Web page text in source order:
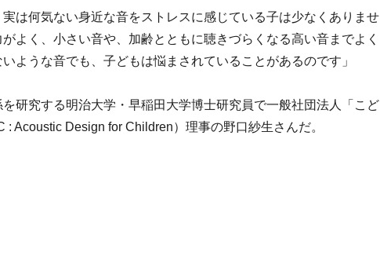
実は何気ない身近な音をストレスに感じている子は少なくありませ
よく、小さい音や、加齢とともに聴きづらくなる高い音までよく
ような音でも、子どもは悩まされていることがあるのです」
研究する明治大学・早稲田大学博士研究員で一般社団法人「こど
Acoustic Design for Children）理事の野口紗生さんだ。